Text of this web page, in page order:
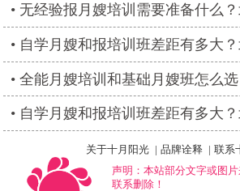
无经验报月嫂培训需要准备什么
自学月嫂和报培训班差距有多大
全能月嫂培训和基础月嫂班怎么
自学月嫂和报培训班差距有多大
关于十月阳光 | 品牌诠释 | 联系
声明：本站部分文字或图
联系删除！